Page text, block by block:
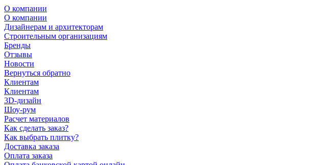
О компании
О компании
Дизайнерам и архитекторам
Строительным организациям
Бренды
Отзывы
Новости
Вернуться обратно
Клиентам
Клиентам
3D-дизайн
Шоу-рум
Расчет материалов
Как сделать заказ?
Как выбрать плитку?
Доставка заказа
Оплата заказа